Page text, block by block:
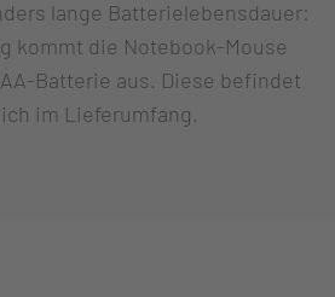
lange Batterielebensdauer:
kommt die Notebook-Mouse
Batterie aus. Diese befindet
im Lieferumfang.